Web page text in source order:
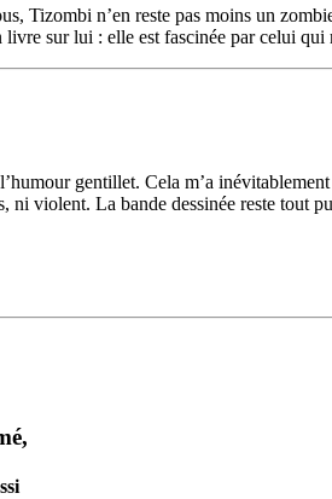
Tizombi n’en reste pas moins un
sur lui : elle est fascinée par celui qui
gentillet. Cela m’a
ni violent. La bande dessinée reste tout